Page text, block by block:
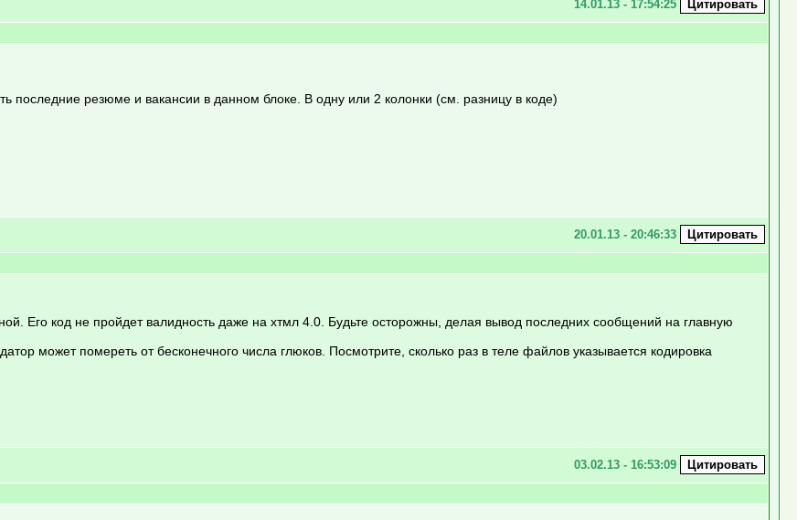
14.01.13 - 17:54:25
последние резюме и вакансии в данном блоке. В одну или 2 колонки (см. разницу в коде)
20.01.13 - 20:46:33
Его код не пройдет валидность даже на хтмл 4.0. Будьте осторожны, делая вывод последних сообщений на главную
может помереть от бесконечного числа глюков. Посмотрите, сколько раз в теле файлов указывается кодировка
03.02.13 - 16:53:09